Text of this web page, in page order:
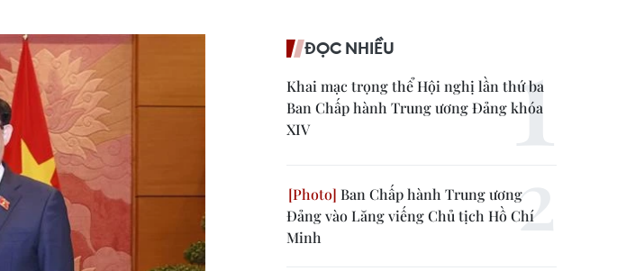
ĐỌC NHIỀU
Khai mạc trọng thể Hội nghị lần thứ ba
Ban Chấp hành Trung ương Đảng khóa
XIV
Ban Chấp hành Trung ương
Đảng vào Lăng viếng Chủ tịch Hồ Chí
Minh